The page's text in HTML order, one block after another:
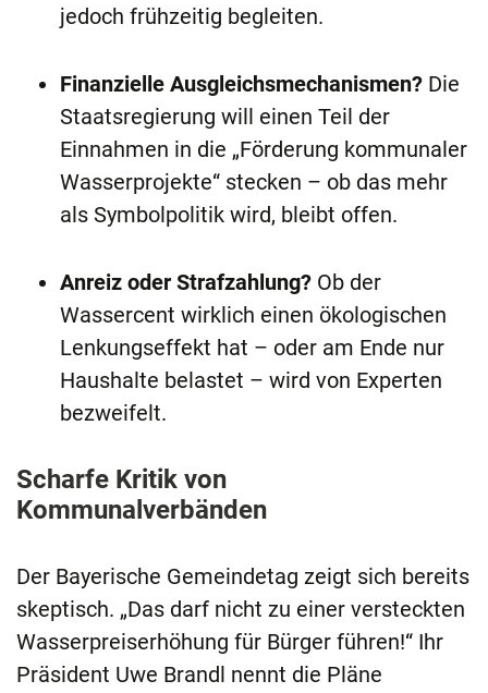
jedoch frühzeitig begleiten.
Finanzielle Ausgleichsmechanismen? Die
Staatsregierung will einen Teil der
Einnahmen in die „Förderung kommunaler
Wasserprojekte“ stecken – ob das mehr
als Symbolpolitik wird, bleibt offen.
Anreiz oder Strafzahlung? Ob der
Wassercent wirklich einen ökologischen
Lenkungseffekt hat – oder am Ende nur
Haushalte belastet – wird von Experten
bezweifelt.
Scharfe Kritik von
Kommunalverbänden
Der Bayerische Gemeindetag zeigt sich bereits
skeptisch. „Das darf nicht zu einer versteckten
Wasserpreiserhöhung für Bürger führen!“ Ihr
Präsident Uwe Brandl nennt die Pläne